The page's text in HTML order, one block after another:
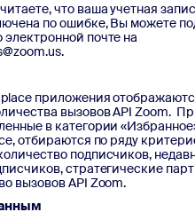
что ваша учетная
по ошибке, Вы можете
электронной почте на
приложения
вызовов API Zoom.
в категории
отбираются по ряду
подписчиков,
стратегические
вызовов API Zoom.